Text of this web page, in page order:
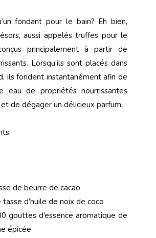
fondant pour le bain? Eh bien,
aussi appelés truffes pour le
principalement à partir de
Lorsqu’ils sont placés dans
ils fondent instantanément afin de
eau de propriétés nourrissantes
de dégager un délicieux parfum.
de beurre de cacao
tasse d’huile de noix de coco
gouttes d’essence aromatique de
épicée